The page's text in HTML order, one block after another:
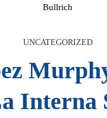
Bullrich
UNCATEGORIZED
Interna